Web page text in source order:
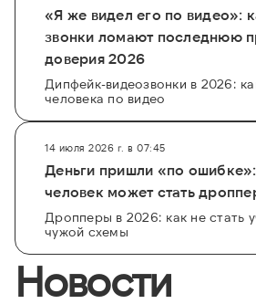
«Я же видел его по видео»:
звонки ломают последнюю
доверия 2026
Дипфейк-видеозвонки в 2026:
человека по видео
14 июля 2026 г. в 07:45
Деньги пришли «по
человек может стать
Дропперы в 2026: как не стать
чужой схемы
Новости